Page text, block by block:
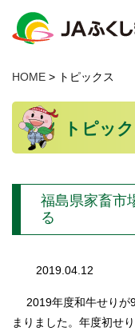
JAのご紹介
農産物を買う
みらいろチャン
特産物を知る
店舗を探す
お問い合わせ
HOME > トピックス
トピッ
福島県家畜市
る
2019.04.12
2019年度和牛せりが
まりました。年度初せ